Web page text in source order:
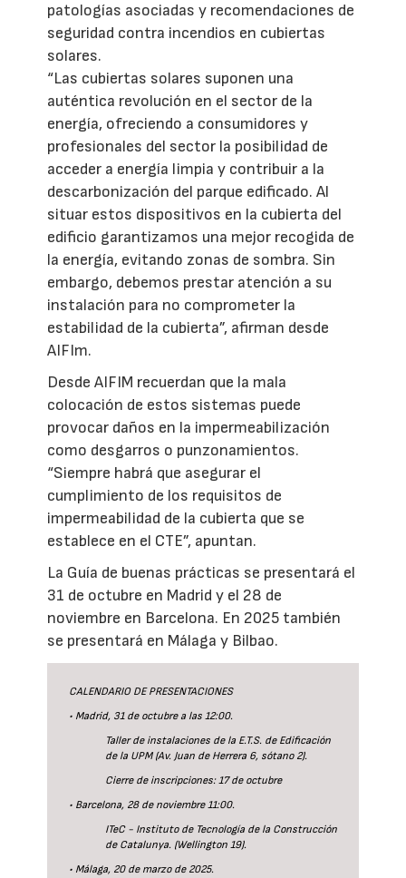
patologías asociadas y recomendaciones de
seguridad contra incendios en cubiertas
solares.
“Las cubiertas solares suponen una
auténtica revolución en el sector de la
energía, ofreciendo a consumidores y
profesionales del sector la posibilidad de
acceder a energía limpia y contribuir a la
descarbonización del parque edificado. Al
situar estos dispositivos en la cubierta del
edificio garantizamos una mejor recogida de
la energía, evitando zonas de sombra. Sin
embargo, debemos prestar atención a su
instalación para no comprometer la
estabilidad de la cubierta”, afirman desde
AIFIm.
Desde AIFIM recuerdan que la mala
colocación de estos sistemas puede
provocar daños en la impermeabilización
como desgarros o punzonamientos.
“Siempre habrá que asegurar el
cumplimiento de los requisitos de
impermeabilidad de la cubierta que se
establece en el CTE”, apuntan.
La Guía de buenas prácticas se presentará el
31 de octubre en Madrid y el 28 de
noviembre en Barcelona. En 2025 también
se presentará en Málaga y Bilbao.
CALENDARIO DE PRESENTACIONES
• Madrid, 31 de octubre a las 12:00.
Taller de instalaciones de la E.T.S. de Edificación
de la UPM (Av. Juan de Herrera 6, sótano 2).
Cierre de inscripciones: 17 de octubre
• Barcelona, 28 de noviembre 11:00.
ITeC - Instituto de Tecnología de la Construcción
de Catalunya. (Wellington 19).
• Málaga, 20 de marzo de 2025.